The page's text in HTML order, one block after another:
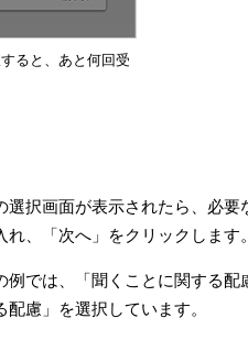
ると、あと何回受
選択画面が表示されたら、必要
れ、「次へ」をクリックします。
例では、「聞くことに関する配
配慮」を選択しています。